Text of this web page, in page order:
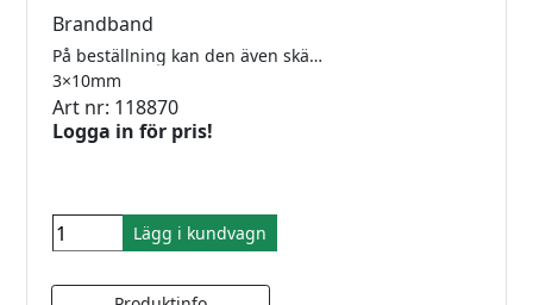
Brandband
På beställning kan den även skäras upp i andra bredder och tjocklekar. 10 meter/rulle.
3×10mm
Art nr: 118870
Logga in för pris!
Lägg i kundvagn